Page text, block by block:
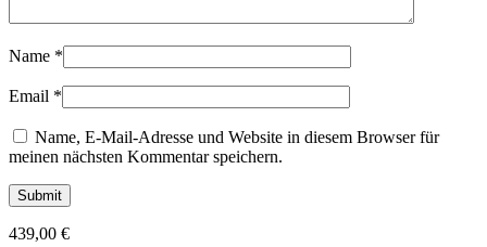
Name *
Email *
Name, E-Mail-Adresse und Website in diesem Browser für
meinen nächsten Kommentar speichern.
439,00 €